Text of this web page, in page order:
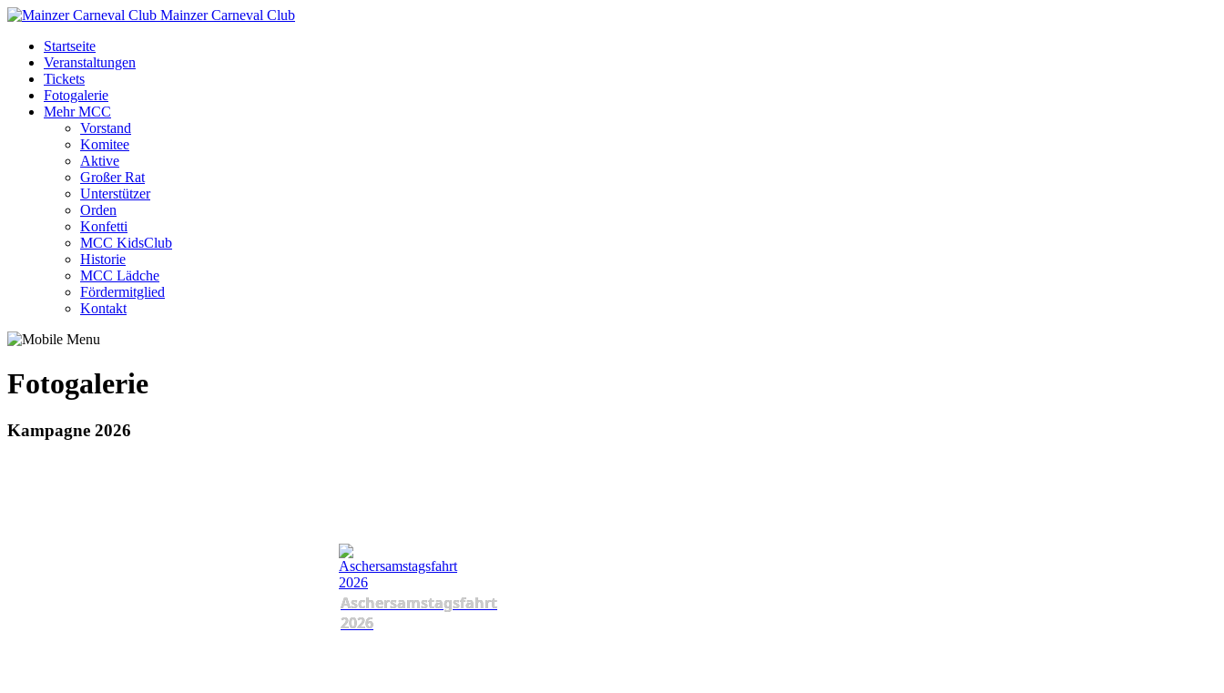
Mainzer Carneval Club
Startseite
Veranstaltungen
Tickets
Fotogalerie
Mehr MCC
Vorstand
Komitee
Aktive
Großer Rat
Unterstützer
Orden
Konfetti
MCC KidsClub
Historie
MCC Lädche
Fördermitglied
Kontakt
Fotogalerie
Kampagne 2026
Aschersamstagsfahrt
2026